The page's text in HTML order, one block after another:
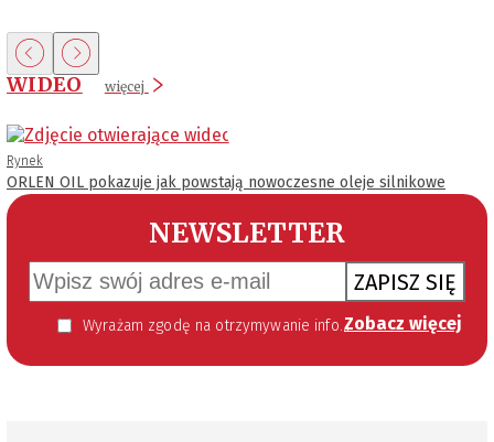
WIDEO więcej
Rynek
ORLEN OIL pokazuje jak powstają nowoczesne oleje silnikowe
NEWSLETTER
ZAPISZ SIĘ
Wyrażam zgodę na otrzymywanie informacji handlowej kierowanej do mnie za pomocą środków komunikacji elektronicznej w szczególności poczty elektronicznej zgodnie z przepisem art. 10 ust 2 ustawy z dnia 18 lipca 2002 roku o świadczeniu usług drogą elektroniczną (Dz. U. 144 z 2002 r. poz. 1204). Zgoda jest dobrowolna, jednak jej wyrażenie jest konieczne, aby otrzymywać newsletter. Zobacz więcej